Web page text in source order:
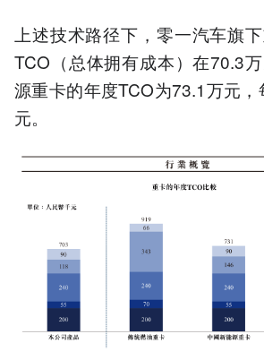
上述技术路径下，零一汽车旗
TCO（总体拥有成本）在70.3
源重卡的年度TCO为73.1万元
元。